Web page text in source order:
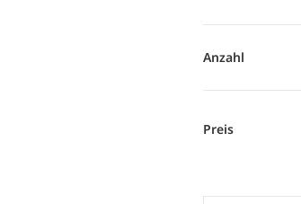
Anzahl
Preis